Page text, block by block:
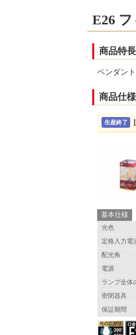
E26
商品特長
ペンダン
商品仕様
生産終了
基本仕様
光色
定格入力電
配光角
電源
ランプ全体
密閉器具
保証期間